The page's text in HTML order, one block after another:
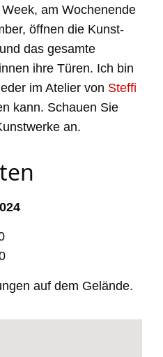
am Wochenende
öffnen die Kunst-
das gesamte
ihre Türen. Ich bin
im Atelier von Steffi
kann. Schauen Sie
an.
auf dem Gelände.